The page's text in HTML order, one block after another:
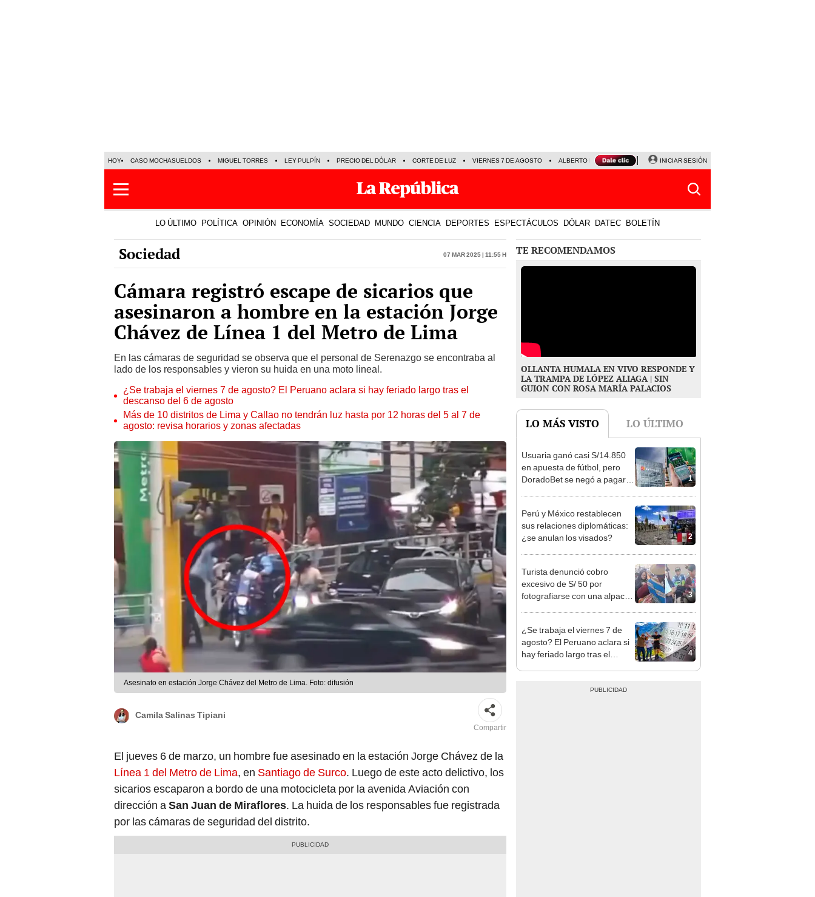
HOY CASO MOCHASUELDOS MIGUEL TORRES LEY PULPÍN PRECIO DEL DÓLAR CORTE DE LUZ VIERNES 7 DE AGOSTO ALBERTO BENAVIDES NALDY SALDAÑA
INICIAR SESIÓN
LO ÚLTIMO POLÍTICA OPINIÓN ECONOMÍA SOCIEDAD MUNDO CIENCIA DEPORTES ESPECTÁCULOS DÓLAR DATEC BOLETÍN
Sociedad 07 Mar 2025 | 11:55 h
Cámara registró escape de sicarios que
asesinaron a hombre en la estación Jorge
Chávez de Línea 1 del Metro de Lima
En las cámaras de seguridad se observa que el personal de Serenazgo se encontraba al
lado de los responsables y vieron su huida en una moto lineal.
¿Se trabaja el viernes 7 de agosto? El Peruano aclara si hay feriado largo tras el
descanso del 6 de agosto
Más de 10 distritos de Lima y Callao no tendrán luz hasta por 12 horas del 5 al 7 de
agosto: revisa horarios y zonas afectadas
Asesinato en estación Jorge Chávez del Metro de Lima. Foto: difusión
Camila Salinas Tipiani
Compartir
El jueves 6 de marzo, un hombre fue asesinado en la estación Jorge Chávez de la
Línea 1 del Metro de Lima, en Santiago de Surco. Luego de este acto delictivo, los
sicarios escaparon a bordo de una motocicleta por la avenida Aviación con
dirección aSan Juan de Miraflores. La huida de los responsables fue registrada
por las cámaras de seguridad del distrito.
TE RECOMENDAMOS
OLLANTA HUMALA EN VIVO RESPONDE Y
LA TRAMPA DE LÓPEZ ALIAGA | SIN
GUION CON ROSA MARÍA PALACIOS
LO MÁS VISTO LO ÚLTIMO
1
Usuaria ganó casi S/14.850
en apuesta de fútbol, pero
DoradoBet se negó a pagar:
2
Perú y México restablecen
sus relaciones diplomáticas:
¿se anulan los visados?
3
Turista denunció cobro
excesivo de S/ 50 por
fotografiarse con una alpaca
4
¿Se trabaja el viernes 7 de
agosto? El Peruano aclara si
hay feriado largo tras el